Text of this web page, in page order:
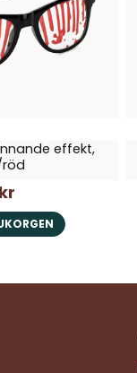
effekt,